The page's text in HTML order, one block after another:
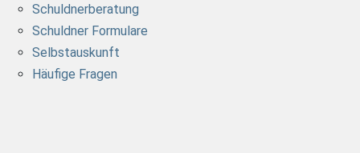
Schuldnerberatung
Schuldner Formulare
Selbstauskunft
Häufige Fragen